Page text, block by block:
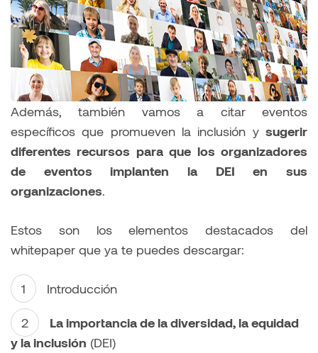
Además, también vamos a citar eventos
específicos que promueven la inclusión y sugerir
diferentes recursos para que los organizadores
de eventos implanten la DEI en sus
organizaciones.
Estos son los elementos destacados del
whitepaper que ya te puedes descargar:
Introducción
La importancia de la diversidad, la equidad
y la inclusión (DEI)